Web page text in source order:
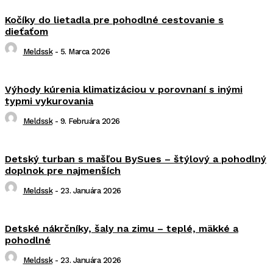
Kočíky do lietadla pre pohodlné cestovanie s
dieťaťom
Meldssk - 5. Marca 2026
Výhody kúrenia klimatizáciou v porovnaní s inými
typmi vykurovania
Meldssk - 9. Februára 2026
Detský turban s mašľou BySues – štýlový a pohodlný
doplnok pre najmenších
Meldssk - 23. Januára 2026
Detské nákrčníky, šaly na zimu – teplé, mäkké a
pohodlné
Meldssk - 23. Januára 2026